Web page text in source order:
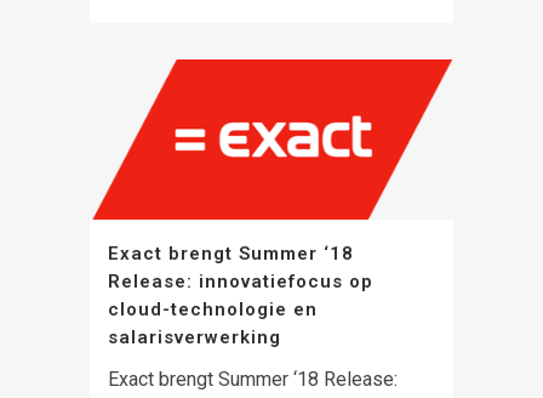
Exact brengt Summer ‘18
Release: innovatiefocus op
cloud-technologie en
salarisverwerking
Exact brengt Summer ‘18 Release: